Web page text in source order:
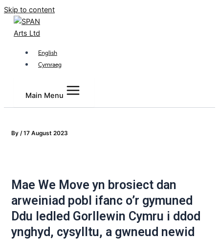
Skip to content
English
Cymraeg
Main Menu
By /17 August 2023
Mae We Move yn brosiect dan
arweiniad pobl ifanc o’r gymuned
Ddu ledled Gorllewin Cymru i ddod
ynghyd, cysylltu, a gwneud newid